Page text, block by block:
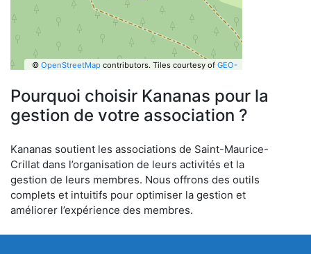
© OpenStreetMapcontributors. Tiles courtesy ofGEO-
Pourquoi choisir Kananas pour la
gestion de votre association ?
Kananas soutient les associations de Saint-Maurice-
Crillat dans l’organisation de leurs activités et la
gestion de leurs membres. Nous offrons des outils
complets et intuitifs pour optimiser la gestion et
améliorer l’expérience des membres.